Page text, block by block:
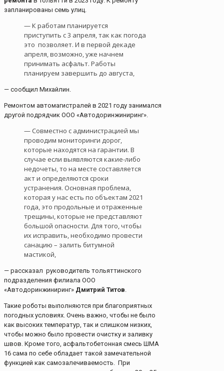
запланированы семь улиц.
— К работам планируется
приступить с 3 апреля, так как погода
это позволяет. И в первой декаде
апреля, возможно, уже начнем
принимать асфальт. Работы
планируем завершить до августа,
— сообщил Михайлин.
Ремонтом автомагистралей в 2021 году занимался
другой подрядчик ООО «Автодоринжиниринг».
— Совместно с администрацией мы
проводим мониторинги дорог,
которые находятся на гарантии. В
случае если выявляются какие-либо
недочеты, то на месте составляется
акт и определяются сроки
устранения. Основная проблема,
которая у нас есть по объектам 2021
года, это продольные и отраженные
трещины, которые не представляют
большой опасности. Для того, чтобы
их исправить, необходимо провести
санацию – залить битумной
мастикой,
— рассказал руководитель тольяттинского
подразделения филиала ООО
«Автодоринжиниринг» Дмитрий Титов.
Такие роботы выполняются при благоприятных
погодных условиях. Очень важно, чтобы не было
как высоких температур, так и слишком низких,
чтобы можно было провести очистку и заливку
швов. Кроме того, асфальтобетонная смесь ШМА
16 сама по себе обладает такой замечательной
функцией как самозалечиваемость. При